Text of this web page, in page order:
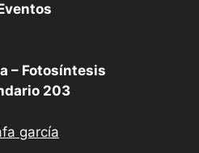
– Fotosíntesis
203